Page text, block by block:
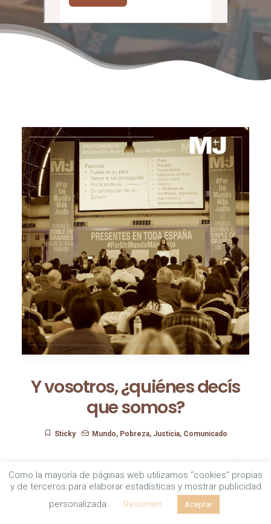
Y vosotros, ¿quiénes decís
que somos?
Sticky Mundo, Pobreza, Justicia, Comunicado
Como la mayoría de páginas web utilizamos “cookies” propias
y de terceros para elaborar estadísticas y mostrar publicidad
personalizada.
Resumen Aceptar